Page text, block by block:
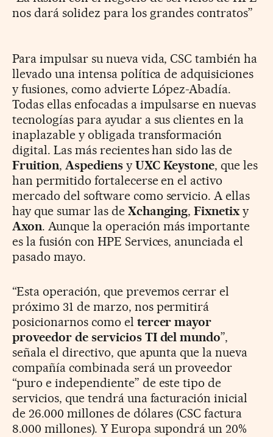
nos dará solidez para los grandes contratos”
Para impulsar su nueva vida, CSC también ha
llevado una intensa política de adquisiciones
y fusiones, como advierte López-Abadía.
Todas ellas enfocadas a impulsarse en nuevas
tecnologías para ayudar a sus clientes en la
inaplazable y obligada transformación
digital. Las más recientes han sido las de
Fruition, Aspediensy UXC Keystone, que les
han permitido fortalecerse en el activo
mercado del software como servicio. A ellas
hay que sumar las de Xchanging,Fixnetix y
Axon. Aunque la operación más importante
es la fusión con HPE Services, anunciada el
pasado mayo.
“Esta operación, que prevemos cerrar el
próximo 31 de marzo, nos permitirá
posicionarnos como el tercer mayor
proveedor de servicios TI del mundo”,
señala el directivo, que apunta que la nueva
compañía combinada será un proveedor
“puro e independiente” de este tipo de
servicios, que tendrá una facturación inicial
de 26.000 millones de dólares (CSC factura
8.000 millones). Y Europa supondrá un 20%